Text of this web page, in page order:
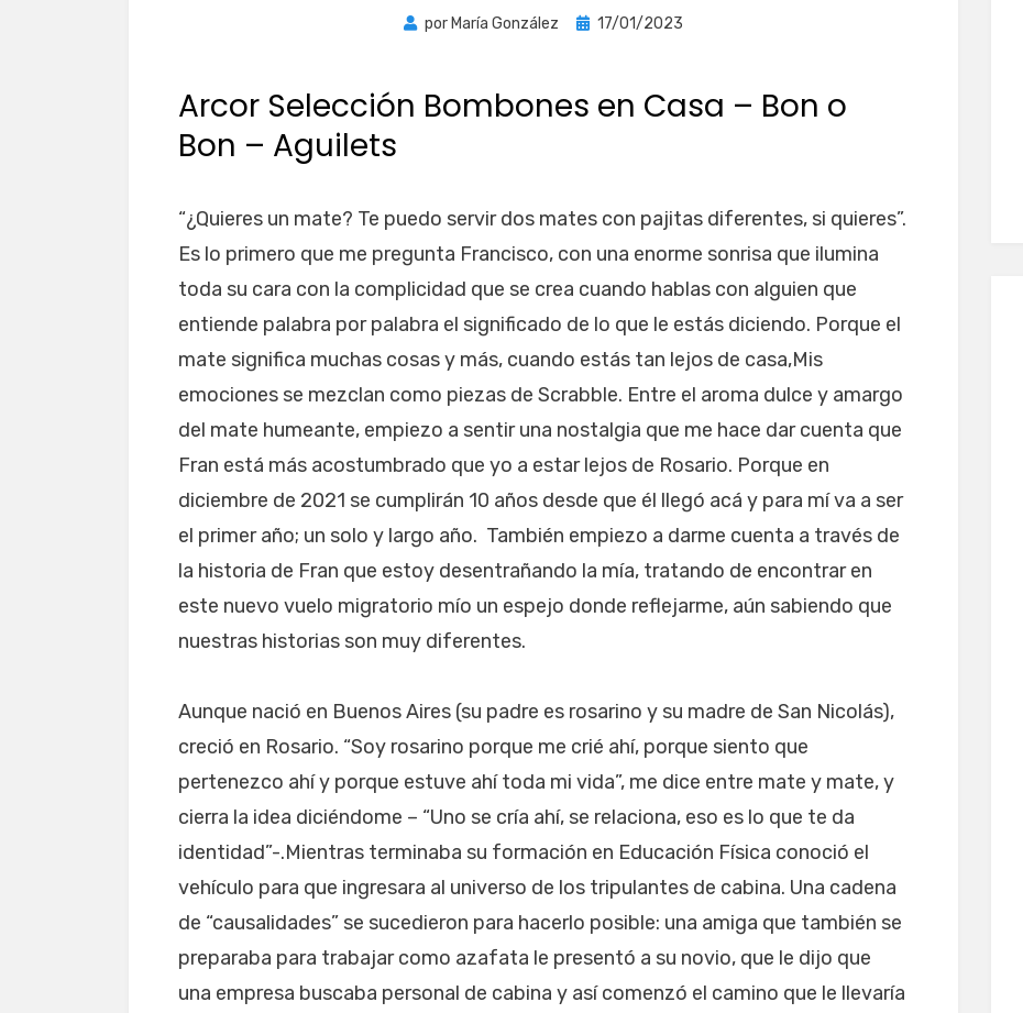
por María González
Publicada
17/01/2023
Arcor Selección Bombones en Casa – Bon o
Bon – Aguilets
“¿Quieres un mate? Te puedo servir dos mates con pajitas diferentes, si quieres”.
Es lo primero que me pregunta Francisco, con una enorme sonrisa que ilumina
toda su cara con la complicidad que se crea cuando hablas con alguien que
entiende palabra por palabra el significado de lo que le estás diciendo. Porque el
mate significa muchas cosas y más, cuando estás tan lejos de casa,Mis
emociones se mezclan como piezas de Scrabble. Entre el aroma dulce y amargo
del mate humeante, empiezo a sentir una nostalgia que me hace dar cuenta que
Fran está más acostumbrado que yo a estar lejos de Rosario. Porque en
diciembre de 2021 se cumplirán 10 años desde que él llegó acá y para mí va a ser
el primer año; un solo y largo año. También empiezo a darme cuenta a través de
la historia de Fran que estoy desentrañando la mía, tratando de encontrar en
este nuevo vuelo migratorio mío un espejo donde reflejarme, aún sabiendo que
nuestras historias son muy diferentes.
Aunque nació en Buenos Aires (su padre es rosarino y su madre de San Nicolás),
creció en Rosario. “Soy rosarino porque me crié ahí, porque siento que
pertenezco ahí y porque estuve ahí toda mi vida”, me dice entre mate y mate, y
cierra la idea diciéndome – “Uno se cría ahí, se relaciona, eso es lo que te da
identidad”-.Mientras terminaba su formación en Educación Física conoció el
vehículo para que ingresara al universo de los tripulantes de cabina. Una cadena
de “causalidades” se sucedieron para hacerlo posible: una amiga que también se
preparaba para trabajar como azafata le presentó a su novio, que le dijo que
una empresa buscaba personal de cabina y así comenzó el camino que le llevaría